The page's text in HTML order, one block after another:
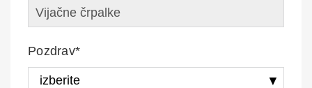
Pozdrav*